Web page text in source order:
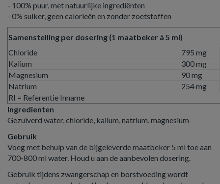
- 100% puur, met natuurlijke ingrediënten
- 0% suiker, geen calorieën en zonder zoetstoffen
Samenstelling per dosering (1 maatbeker à 5 ml)
Chloride
795 mg
Kalium
300 mg
Magnesium
90 mg
Natrium
254 mg
RI = Referentie Inname
Ingredienten
Gezuiverd water, chloride, kalium, natrium, magnesium
Gebruik
Voeg met behulp van de bijgeleverde maatbeker 5 ml toe aan
700-800 ml water. Houd u aan de aanbevolen dosering.
Gebruik tijdens zwangerschap en borstvoeding wordt